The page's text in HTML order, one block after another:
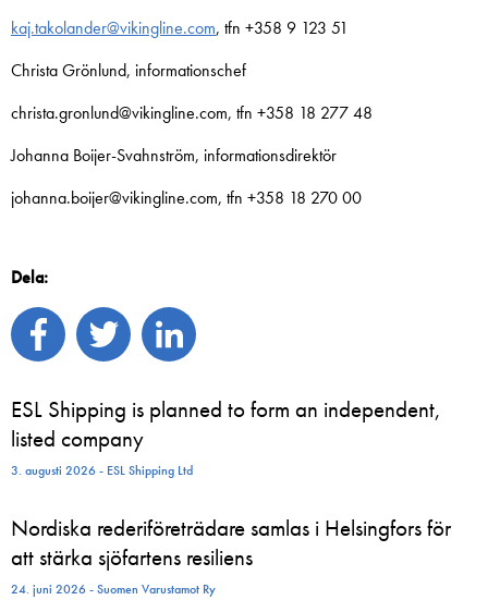
kaj.takolander@vikingline.com, tfn +358 9 123 51
Christa Grönlund, informationschef
christa.gronlund@vikingline.com, tfn +358 18 277 48
Johanna Boijer-Svahnström, informationsdirektör
johanna.boijer@vikingline.com, tfn +358 18 270 00
Dela:
ESL Shipping is planned to form an independent,
listed company
3. augusti 2026 - ESL Shipping Ltd
Nordiska rederiföreträdare samlas i Helsingfors för
att stärka sjöfartens resiliens
24. juni 2026 - Suomen Varustamot Ry